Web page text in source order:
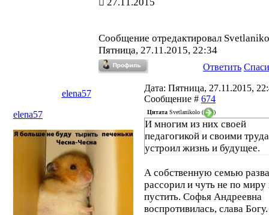
Сообщение отредактировал
Пятница, 27.11.2015, 22:34
Ответить
elena57
Дата: Пятница, 27.11.2015,
Сообщение # 674
elena57
Цитата Svetlanikolo ( )
И многим из них своей
педагогикой и своими
устроил жизнь и будущее.
А собственную семью
рассорил и чуть не по миру
пустить. Софья Андреевна
воспротивилась, слава